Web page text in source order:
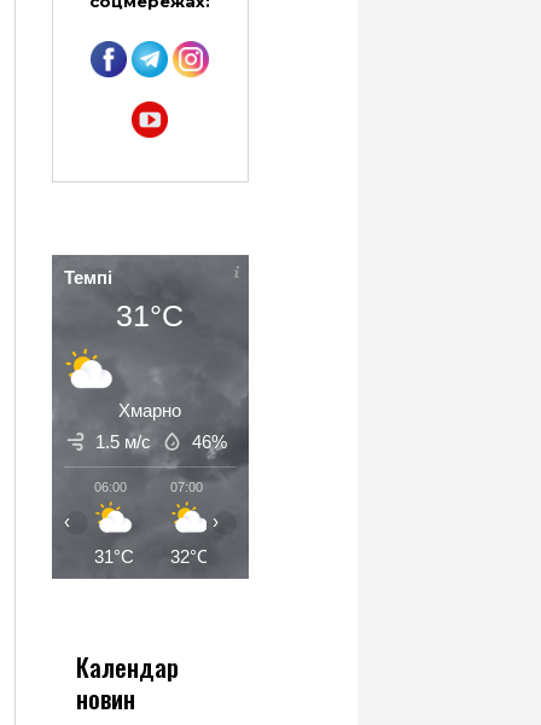
Темпі
31°C
Хмарно
1.5 м/с
46%
06:00
31°C
07:00
32°C
‹ ›
Календар
новин